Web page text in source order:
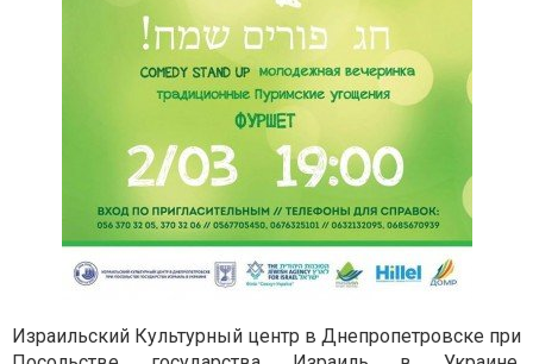
Израильский Культурный центр в Днепропетровске при